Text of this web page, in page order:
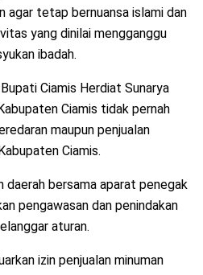
agar tetap bernuansa islami dan
yang dinilai mengganggu
ibadah.
Ciamis Herdiat Sunarya
Ciamis tidak pernah
maupun penjualan
Ciamis.
daerah bersama aparat penegak
pengawasan dan penindakan
aturan.
izin penjualan minuman